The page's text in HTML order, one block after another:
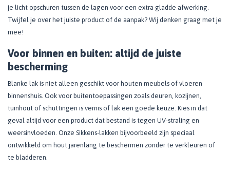
je licht opschuren tussen de lagen voor een extra gladde afwerking.
Twijfel je over het juiste product of de aanpak? Wij denken graag met je
mee!
Voor binnen en buiten: altijd de juiste
bescherming
Blanke lak is niet alleen geschikt voor houten meubels of vloeren
binnenshuis. Ook voor buitentoepassingen zoals deuren, kozijnen,
tuinhout of schuttingen is vernis of lak een goede keuze. Kies in dat
geval altijd voor een product dat bestand is tegen UV-straling en
weersinvloeden. Onze Sikkens-lakken bijvoorbeeld zijn speciaal
ontwikkeld om hout jarenlang te beschermen zonder te verkleuren of
te bladderen.